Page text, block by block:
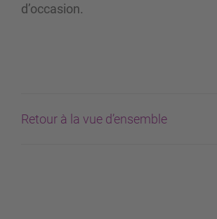
d’occasion.
Retour à la vue d’ensemble